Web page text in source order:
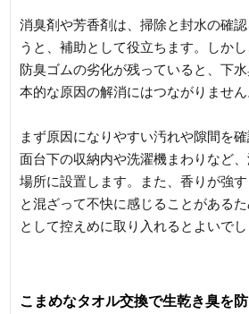
消臭剤や芳香剤は、掃除と封水の確
うと、補助として役立ちます。しか
防臭ゴムの劣化が残っていると、下
本的な原因の解消にはつながりません
まず原因になりやすい汚れや隙間を
面台下の収納内や洗濯機まわりなど
場所に設置します。また、香りが強
と混ざって不快に感じることがある
として控えめに取り入れるとよいでし
こまめなタオル交換で生乾き臭を